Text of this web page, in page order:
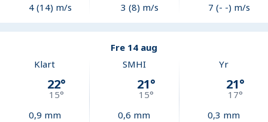
4 (14) m/s
3 (8) m/s
7 (- -) m/s
Fre 14 aug
Klart
22°
15°
0,9 mm
SMHI
21°
15°
0,6 mm
Yr
21°
17°
0,3 mm